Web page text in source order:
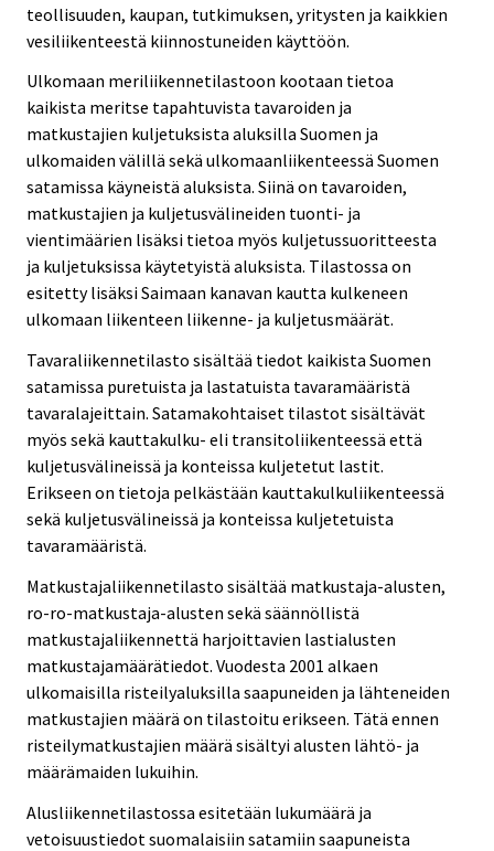
teollisuuden, kaupan, tutkimuksen, yritysten ja kaikkien
vesiliikenteestä kiinnostuneiden käyttöön.
Ulkomaan meriliikennetilastoon kootaan tietoa
kaikista meritse tapahtuvista tavaroiden ja
matkustajien kuljetuksista aluksilla Suomen ja
ulkomaiden välillä sekä ulkomaanliikenteessä Suomen
satamissa käyneistä aluksista. Siinä on tavaroiden,
matkustajien ja kuljetusvälineiden tuonti- ja
vientimäärien lisäksi tietoa myös kuljetussuoritteesta
ja kuljetuksissa käytetyistä aluksista. Tilastossa on
esitetty lisäksi Saimaan kanavan kautta kulkeneen
ulkomaan liikenteen liikenne- ja kuljetusmäärät.
Tavaraliikennetilasto sisältää tiedot kaikista Suomen
satamissa puretuista ja lastatuista tavaramääristä
tavaralajeittain. Satamakohtaiset tilastot sisältävät
myös sekä kauttakulku- eli transitoliikenteessä että
kuljetusvälineissä ja konteissa kuljetetut lastit.
Erikseen on tietoja pelkästään kauttakulkuliikenteessä
sekä kuljetusvälineissä ja konteissa kuljetetuista
tavaramääristä.
Matkustajaliikennetilasto sisältää matkustaja-alusten,
ro-ro-matkustaja-alusten sekä säännöllistä
matkustajaliikennettä harjoittavien lastialusten
matkustajamäärätiedot. Vuodesta 2001 alkaen
ulkomaisilla risteilyaluksilla saapuneiden ja lähteneiden
matkustajien määrä on tilastoitu erikseen. Tätä ennen
risteilymatkustajien määrä sisältyi alusten lähtö- ja
määrämaiden lukuihin.
Alusliikennetilastossa esitetään lukumäärä ja
vetoisuustiedot suomalaisiin satamiin saapuneista